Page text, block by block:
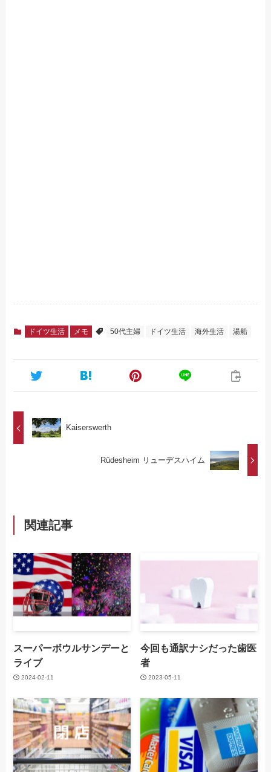
ドイツ生活 メモ 50代主婦 ドイツ生活 海外生活 湯船
Kaiserswerth
Rüdesheim リューデスハイム
関連記事
スーパーボウルサンデーと
ライブ
2024-02-11
今回も通訳ナシだった歯医
者
2023-05-11